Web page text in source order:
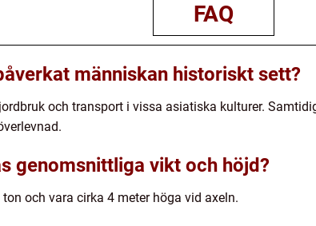
FAQ
människan historiskt sett?
och transport i vissa asiatiska kulturer.
genomsnittliga vikt och höjd?
och vara cirka 4 meter höga vid axeln.